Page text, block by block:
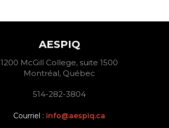
AESPIQ
1200 McGill College, suite 1500
Montréal, Québec
514-282-3804
Courriel : info@aespiq.ca